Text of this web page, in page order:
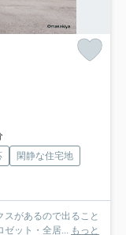
閑静な住宅地
があるので出ること
ット・全居...
もっと